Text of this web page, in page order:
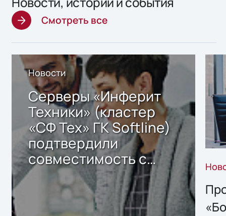
Смотреть все
Новости
Серверы «Инферит
Техники» (кластер
«СФ Тех» ГК Softline)
подтвердили
совместимость с
решением Sharx
Storage 2.x для
хранения данных